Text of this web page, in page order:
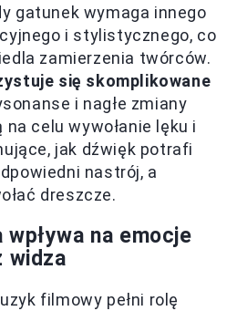
gatunek wymaga innego
i stylistycznego, co
zamierzenia twórców.
się skomplikowane
i nagłe zmiany
celu wywołanie lęku i
jak dźwięk potrafi
nastrój, a
dreszcze.
na emocje
widza
filmowy pełni rolę